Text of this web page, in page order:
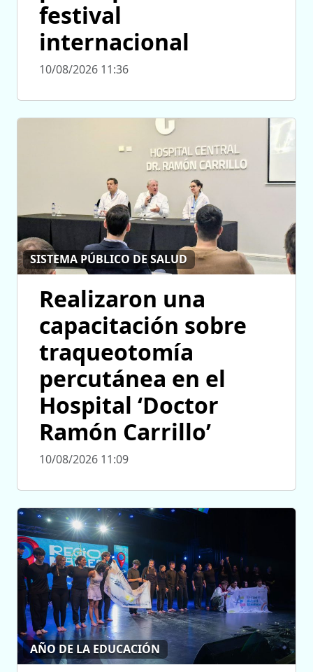
festival
internacional
10/08/2026 11:36
SISTEMA PÚBLICO DE SALUD
Realizaron una
capacitación sobre
traqueotomía
percutánea en el
Hospital ‘Doctor
Ramón Carrillo’
10/08/2026 11:09
AÑO DE LA EDUCACIÓN